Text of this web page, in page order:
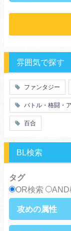
職業
特殊能力
百合
萌え系
仲間
オタク
ツンデレ
アラサー
スピンオフ・
癒し系
サラリーマン
浮気・不倫
雰囲気で探す
ファンタジー
バトル・格闘・
百合
BL検索
タグ
OR検索
AND
攻めの属性